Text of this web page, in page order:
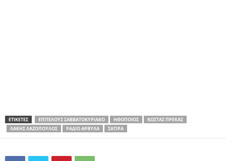
ΕΤΙΚΕΤΕΣ ΕΠΙΤΈΛΟΥΣ ΣΑΒΒΑΤΟΚΎΡΙΑΚΟ ΗΘΟΠΟΙΌΣ
ΚΏΣΤΑΣ ΠΡΈΚΑΣ
ΛΆΚΗΣ ΛΑΖΌΠΟΥΛΟΣ
ΡΆΔΙΟ ΑΡΒΎΛΑ ΣΆΤΙΡΑ